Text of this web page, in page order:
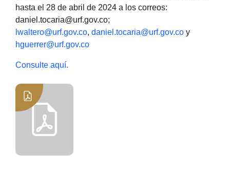
hasta el 28 de abril de 2024 a los correos:
daniel.tocaria@urf.gov.co;
lwaltero@urf.gov.co, daniel.tocaria@urf.gov.coy
hguerrer@urf.gov.co
Consulte aquí.